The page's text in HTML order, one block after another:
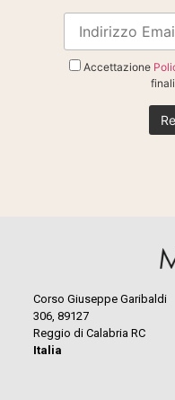
Accettazione
Corso Giuseppe Garibaldi
306, 89127
Reggio di Calabria RC
Italia